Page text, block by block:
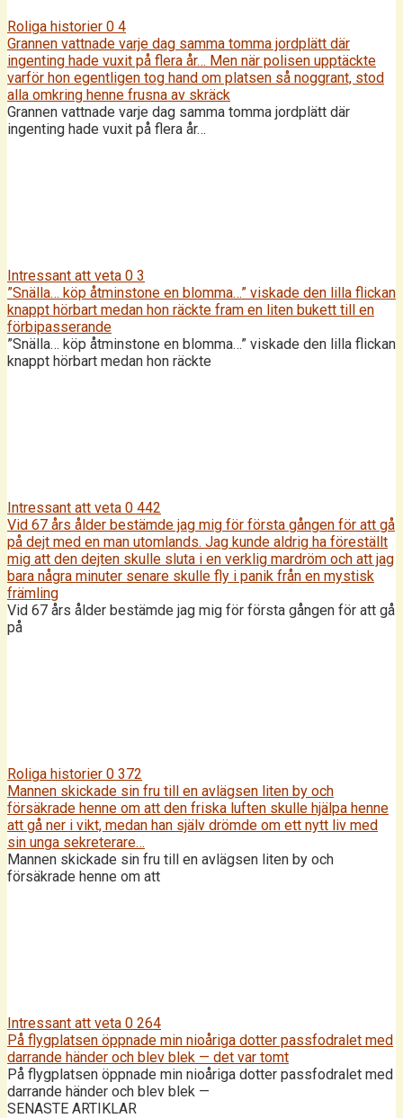
Roliga historier 0 4
Grannen vattnade varje dag samma tomma jordplätt där
ingenting hade vuxit på flera år… Men när polisen upptäckte
varför hon egentligen tog hand om platsen så noggrant, stod
alla omkring henne frusna av skräck
Grannen vattnade varje dag samma tomma jordplätt där
ingenting hade vuxit på flera år…
Intressant att veta 0 3
”Snälla… köp åtminstone en blomma…” viskade den lilla flickan
knappt hörbart medan hon räckte fram en liten bukett till en
förbipasserande
”Snälla… köp åtminstone en blomma…” viskade den lilla flickan
knappt hörbart medan hon räckte
Intressant att veta 0 442
Vid 67 års ålder bestämde jag mig för första gången för att gå
på dejt med en man utomlands. Jag kunde aldrig ha föreställt
mig att den dejten skulle sluta i en verklig mardröm och att jag
bara några minuter senare skulle fly i panik från en mystisk
främling
Vid 67 års ålder bestämde jag mig för första gången för att gå
på
Roliga historier 0 372
Mannen skickade sin fru till en avlägsen liten by och
försäkrade henne om att den friska luften skulle hjälpa henne
att gå ner i vikt, medan han själv drömde om ett nytt liv med
sin unga sekreterare…
Mannen skickade sin fru till en avlägsen liten by och
försäkrade henne om att
Intressant att veta 0 264
På flygplatsen öppnade min nioåriga dotter passfodralet med
darrande händer och blev blek — det var tomt
På flygplatsen öppnade min nioåriga dotter passfodralet med
darrande händer och blev blek —
SENASTE ARTIKLAR